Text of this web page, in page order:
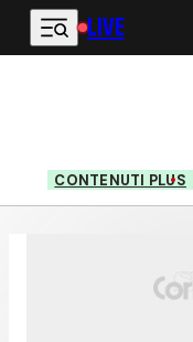
Vai al contenuto principale
LIVE
CONTENUTI PLUS